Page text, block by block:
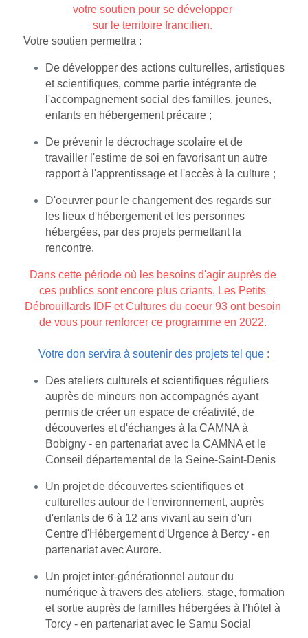
votre soutien pour se développer
sur le territoire francilien.
Votre soutien permettra :
De développer des actions culturelles, artistiques
et scientifiques, comme partie intégrante de
l'accompagnement social des familles, jeunes,
enfants en hébergement précaire ;
De prévenir le décrochage scolaire et de
travailler l'estime de soi en favorisant un autre
rapport à l'apprentissage et l'accès à la culture ;
D'oeuvrer pour le changement des regards sur
les lieux d'hébergement et les personnes
hébergées, par des projets permettant la
rencontre.
Dans cette période où les besoins d'agir auprès de
ces publics sont encore plus criants, Les Petits
Débrouillards IDF et Cultures du coeur 93 ont besoin
de vous pour renforcer ce programme en 2022.
Votre don servira à soutenir des projets tel que :
Des ateliers culturels et scientifiques réguliers
auprès de mineurs non accompagnés ayant
permis de créer un espace de créativité, de
découvertes et d'échanges à la CAMNA à
Bobigny - en partenariat avec la CAMNA et le
Conseil départemental de la Seine-Saint-Denis
Un projet de découvertes scientifiques et
culturelles autour de l'environnement, auprès
d'enfants de 6 à 12 ans vivant au sein d'un
Centre d'Hébergement d'Urgence à Bercy - en
partenariat avec Aurore.
Un projet inter-générationnel autour du
numérique à travers des ateliers, stage, formation
et sortie auprès de familles hébergées à l'hôtel à
Torcy - en partenariat avec le Samu Social